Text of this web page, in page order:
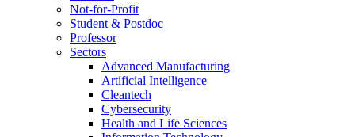
Not-for-Profit
Student & Postdoc
Professor
Sectors
Advanced Manufacturing
Artificial Intelligence
Cleantech
Cybersecurity
Health and Life Sciences